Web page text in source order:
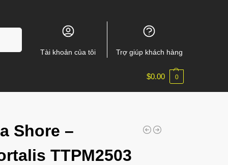
Tài khoản của tôi Trợ giúp khách hàng
$0.00 0
Shore –
TTPM2503